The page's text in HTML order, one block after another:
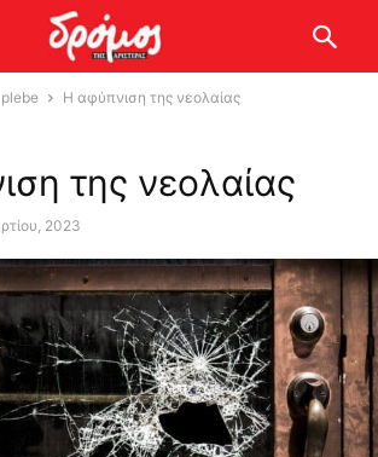
plebe Η αφύπνιση της νεολαίας
της νεολαίας
2023